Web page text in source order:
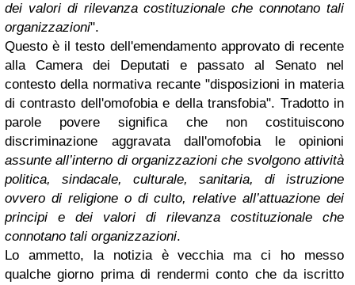
dei valori di rilevanza costituzionale che connotano tali
organizzazioni".
Questo è il testo dell'emendamento approvato di recente
alla Camera dei Deputati e passato al Senato nel
contesto della normativa recante "disposizioni in materia
di contrasto dell'omofobia e della transfobia". Tradotto in
parole povere significa che non costituiscono
discriminazione aggravata dall'omofobia le opinioni
assunte all’interno di organizzazioni che svolgono attività
politica, sindacale, culturale, sanitaria, di istruzione
ovvero di religione o di culto, relative all’attuazione dei
principi e dei valori di rilevanza costituzionale che
connotano tali organizzazioni.
Lo ammetto, la notizia è vecchia ma ci ho messo
qualche giorno prima di rendermi conto che da iscritto